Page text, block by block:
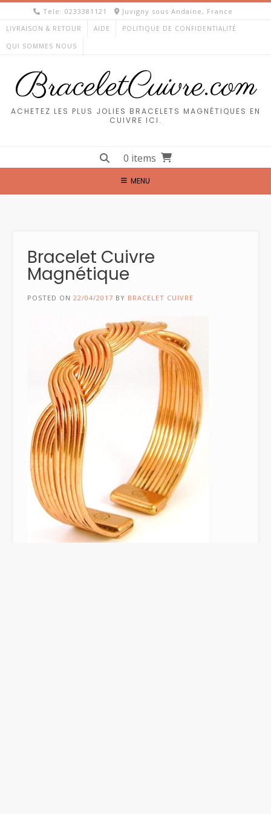
Skip
content
Tele: 0233381121 Juvigny sous Andaine, France
LIVRAISON & RETOUR AIDE POLITIQUE DE CONFIDENTIALITÉ
QUI SOMMES NOUS
BraceletCuivre.com
ACHETEZ LES PLUS JOLIES BRACELETS MAGNÉTIQUES EN
CUIVRE ICI.
0 items
MENU
Bracelet Cuivre
Magnétique
POSTED ON 22/04/2017 BY BRACELET CUIVRE